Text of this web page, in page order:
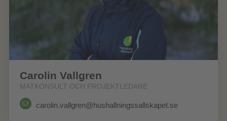
Carolin Vallgren
MATKONSULT OCH PROJEKTLEDARE
carolin.vallgren@hushallningssallskapet.se